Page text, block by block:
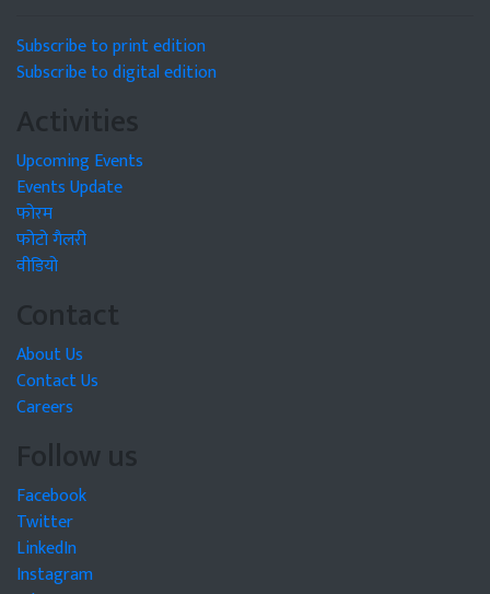
Subscribe to print edition
Subscribe to digital edition
Activities
Upcoming Events
Events Update
फोरम
फोटो गैलरी
वीडियो
Contact
About Us
Contact Us
Careers
Follow us
Facebook
Twitter
LinkedIn
Instagram